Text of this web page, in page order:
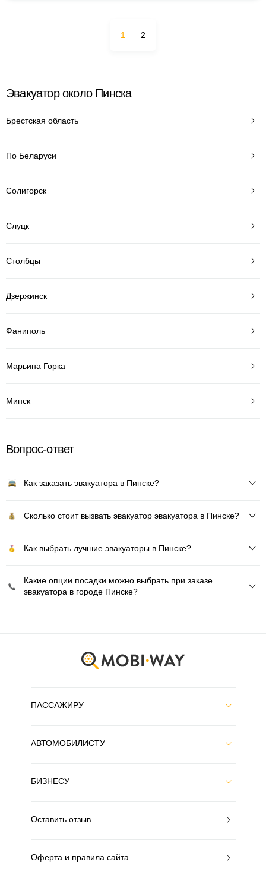
1 2
Эвакуатор около Пинска
Брестская область
По Беларуси
Солигорск
Слуцк
Столбцы
Дзержинск
Фаниполь
Марьина Горка
Минск
Вопрос-ответ
Как заказать эвакуатора в Пинске?
Сколько стоит вызвать эвакуатор эвакуатора в Пинске?
Как выбрать лучшие эвакуаторы в Пинске?
Какие опции посадки можно выбрать при заказе
эвакуатора в городе Пинске?
ПАССАЖИРУ
АВТОМОБИЛИСТУ
БИЗНЕСУ
Оставить отзыв
Оферта и правила сайта